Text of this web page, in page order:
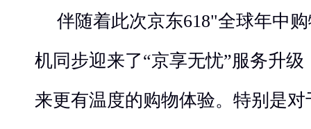
伴随着此次京东618"全球年中
机同步迎来了“京享无忧”服务升
来更有温度的购物体验。特别是